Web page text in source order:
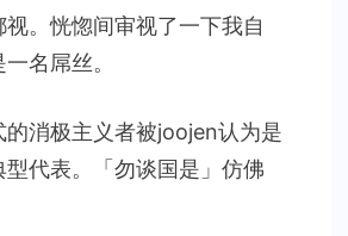
。恍惚间审视了一下我自
名屌丝。
的消极主义者被joojen认为是
代表。「勿谈国是」仿佛